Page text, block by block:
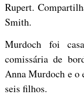
Rupert.
Smith.
Murdoch foi
comissária de
Anna Murdoch e o
seis filhos.